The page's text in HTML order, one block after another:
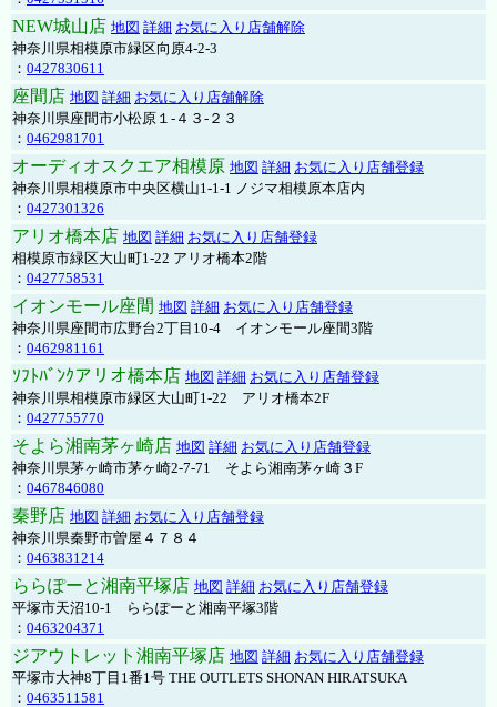
NEW城山店 地図 詳細 お気に入り店舗解除
神奈川県相模原市緑区向原4-2-3
： 0427830611
座間店 地図 詳細 お気に入り店舗解除
神奈川県座間市小松原１-４３-２３
： 0462981701
オーディオスクエア相模原 地図 詳細 お気に入り店舗登録
神奈川県相模原市中央区横山1-1-1 ノジマ相模原本店内
： 0427301326
アリオ橋本店 地図 詳細 お気に入り店舗登録
相模原市緑区大山町1-22 アリオ橋本2階
： 0427758531
イオンモール座間 地図 詳細 お気に入り店舗登録
神奈川県座間市広野台2丁目10-4 イオンモール座間3階
： 0462981161
ｿﾌﾄﾊﾞﾝｸアリオ橋本店 地図 詳細 お気に入り店舗登録
神奈川県相模原市緑区大山町1-22 アリオ橋本2F
： 0427755770
そよら湘南茅ヶ崎店 地図 詳細 お気に入り店舗登録
神奈川県茅ヶ崎市茅ヶ崎2‐7‐71 そよら湘南茅ヶ崎３F
： 0467846080
秦野店 地図 詳細 お気に入り店舗登録
神奈川県秦野市曽屋４７８４
： 0463831214
ららぽーと湘南平塚店 地図 詳細 お気に入り店舗登録
平塚市天沼10-1 ららぽーと湘南平塚3階
： 0463204371
ジアウトレット湘南平塚店 地図 詳細 お気に入り店舗登録
平塚市大神8丁目1番1号 THE OUTLETS SHONAN HIRATSUKA
： 0463511581